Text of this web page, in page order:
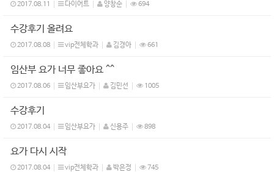
2017.08.11 다이어트 양창순 694
수강후기 올려요
2017.08.08 vip전체학과 김경아 661
임산부 요가 너무 좋아요 ^^
2017.08.06 임산부요가 김민선 1005
수강후기
2017.08.04 임산부요가 신용주 898
요가 다시 시작
2017.08.04 vip전체학과 박은정 745